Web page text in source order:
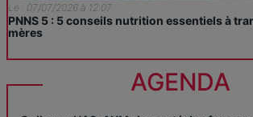
Le : 07/07/2026 à 12:07
PNNS 5 : 5 conseils nutrition essentiels à
mères
AGENDA